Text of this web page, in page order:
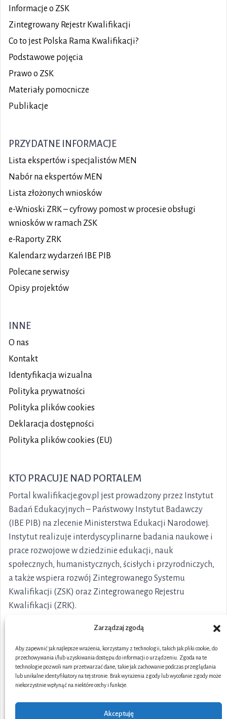
Zarządzaj zgodą
Aby zapewnić jak najlepsze wrażenia, korzystamy z technologii, takich jak pliki cookie, do
przechowywania i/lub uzyskiwania dostępu do informacji o urządzeniu. Zgoda na te
technologie pozwoli nam przetwarzać dane, takie jak zachowanie podczas przeglądania
lub unikalne identyfikatory na tej stronie. Brak wyrażenia zgody lub wycofanie zgody może
niekorzystnie wpłynąć na niektóre cechy i funkcje.
Akceptuję
Informacje o ZSK
Zintegrowany Rejestr Kwalifikacji
Co to jest Polska Rama Kwalifikacji?
Podstawowe pojęcia
Prawo o ZSK
Materiały pomocnicze
Publikacje
PRZYDATNE INFORMACJE
Lista ekspertów i specjalistów MEN
Nabór na ekspertów MEN
Lista złożonych wniosków
e-Wnioski ZRK – cyfrowy pomost w procesie obsługi
wniosków w ramach ZSK
e-Raporty ZRK
Kalendarz wydarzeń IBE PIB
Polecane serwisy
Opisy projektów
INNE
O nas
Kontakt
Identyfikacja wizualna
Polityka prywatności
Polityka plikówcookies
Deklaracja dostępności
Polityka plików cookies (EU)
KTO PRACUJE NAD PORTALEM
Portal kwalifikacje.gov.pl jest prowadzony przez Instytut
Badań Edukacyjnych – Państwowy Instytut Badawczy
(IBE PIB) na zlecenie Ministerstwa Edukacji Narodowej.
Instytut realizuje interdyscyplinarne badania naukowe i
prace rozwojowe w dziedzinie edukacji, nauk
społecznych, humanistycznych, ścisłych i przyrodniczych,
a także wspiera rozwój Zintegrowanego Systemu
Kwalifikacji (ZSK) oraz Zintegrowanego Rejestru
Kwalifikacji (ZRK).